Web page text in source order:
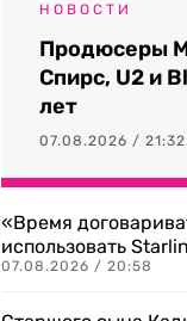
НОВОСТИ
Продюсеры
Спирс, U2 и
лет
07.08.2026 / 21:32
«Время
использовать
07.08.2026 / 20:58